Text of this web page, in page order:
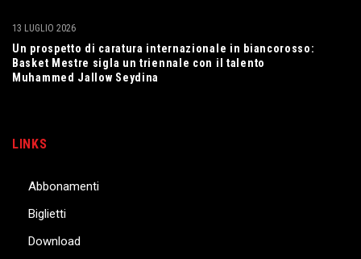
Un prospetto di caratura internazionale in biancorosso:
Basket Mestre sigla un triennale con il talento
Muhammed Jallow Seydina
13 LUGLIO 2026
LINKS
Abbonamenti
Biglietti
Download